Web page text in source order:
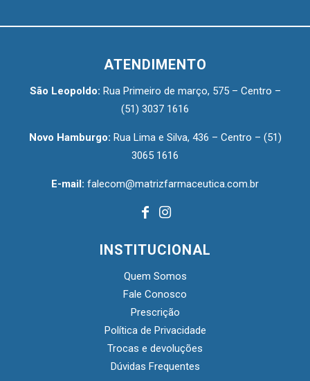
ATENDIMENTO
São Leopoldo: Rua Primeiro de março, 575 – Centro –
(51) 3037 1616
Novo Hamburgo: Rua Lima e Silva, 436 – Centro – (51)
3065 1616
E-mail: falecom@matrizfarmaceutica.com.br
INSTITUCIONAL
Quem Somos
Fale Conosco
Prescrição
Política de Privacidade
Trocas e devoluções
Dúvidas Frequentes